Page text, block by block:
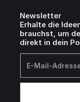
Newsletter
Erhalte die
brauchst, um
direkt in dein